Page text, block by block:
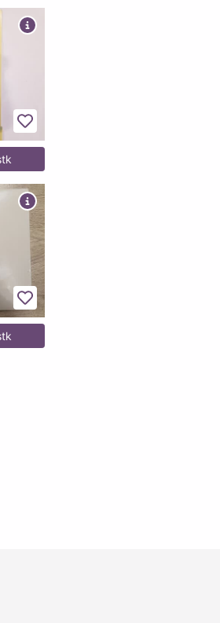
Legg til favoritter
Legg til favoritter